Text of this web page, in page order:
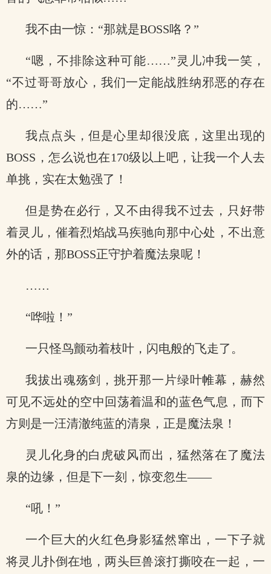
我不由一惊：“那就是BOSS咯？”
“嗯，不排除这种可能……”灵儿冲我一笑，
“不过哥哥放心，我们一定能战胜纳邪恶的存在
的……”
我点点头，但是心里却很没底，这里出现的
BOSS，怎么说也在170级以上吧，让我一个人去
单挑，实在太勉强了！
但是势在必行，又不由得我不过去，只好带
着灵儿，催着烈焰战马疾驰向那中心处，不出意
外的话，那BOSS正守护着魔法泉呢！
……
“哗啦！”
一只怪鸟颤动着枝叶，闪电般的飞走了。
我拔出魂殇剑，挑开那一片绿叶帷幕，赫然
可见不远处的空中回荡着温和的蓝色气息，而下
方则是一汪清澈纯蓝的清泉，正是魔法泉！
灵儿化身的白虎破风而出，猛然落在了魔法
泉的边缘，但是下一刻，惊变忽生——
“吼！”
一个巨大的火红色身影猛然窜出，一下子就
将灵儿扑倒在地，两头巨兽滚打撕咬在一起，一